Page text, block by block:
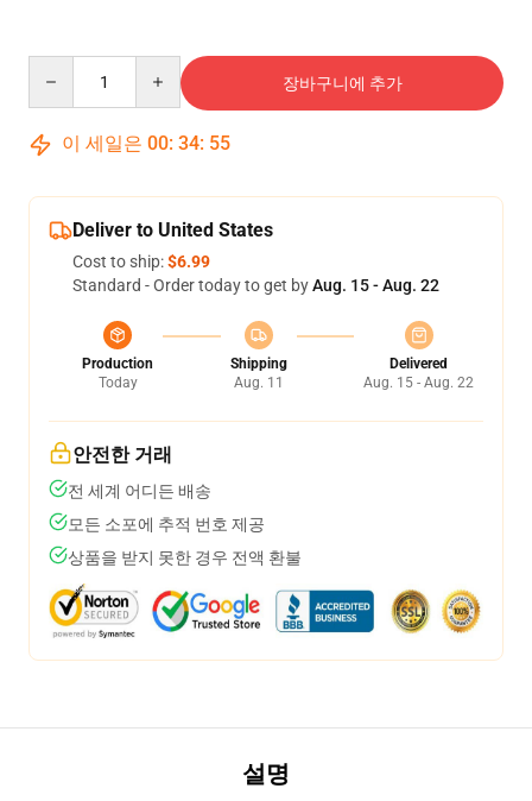
장바구니에 추가
이 세일은 00: 34: 55
Deliver to United States
Cost to ship:$6.99
Standard - Order today to get byAug. 15 - Aug. 22
Production
Today
Shipping
Aug. 11
Delivered
Aug. 15 - Aug. 22
안전한 거래
전 세계 어디든 배송
모든 소포에 추적 번호 제공
상품을 받지 못한 경우 전액 환불
설명